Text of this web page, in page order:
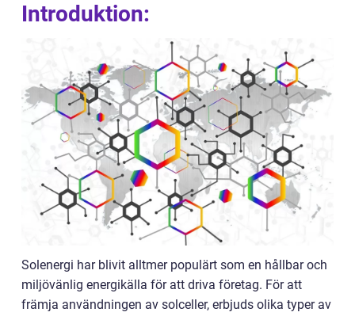
Introduktion:
Solenergi har blivit alltmer populärt som en hållbar och
miljövänlig energikälla för att driva företag. För att
främja användningen av solceller, erbjuds olika typer av